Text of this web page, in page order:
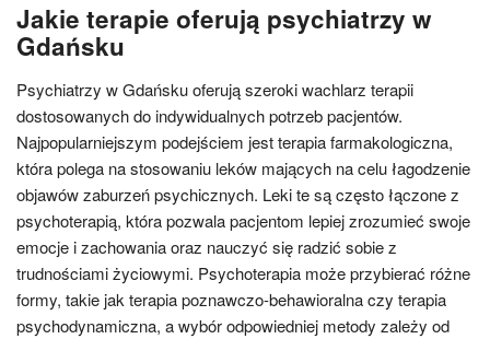
Jakie terapie oferują psychiatrzy w
Gdańsku
Psychiatrzy w Gdańsku oferują szeroki wachlarz terapii
dostosowanych do indywidualnych potrzeb pacjentów.
Najpopularniejszym podejściem jest terapia farmakologiczna,
która polega na stosowaniu leków mających na celu łagodzenie
objawów zaburzeń psychicznych. Leki te są często łączone z
psychoterapią, która pozwala pacjentom lepiej zrozumieć swoje
emocje i zachowania oraz nauczyć się radzić sobie z
trudnościami życiowymi. Psychoterapia może przybierać różne
formy, takie jak terapia poznawczo-behawioralna czy terapia
psychodynamiczna, a wybór odpowiedniej metody zależy od